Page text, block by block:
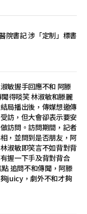
院書記 涉「定制」標書
敏握手回應不和 阿滕
得啖笑 林淑敏和滕麗
局播出後，傳媒想邀傳
訪，但大會卻表示要安
訪問。訪問期間，記者
，並問到是否朋友，阿
淑敏即笑言不如背對背
握一下手及背對背合
追問不和傳聞，阿滕
juicy，劇外不和才夠